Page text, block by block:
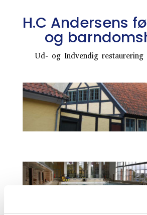
H.C Andersens
og
Ud- og Indvendig restaurering